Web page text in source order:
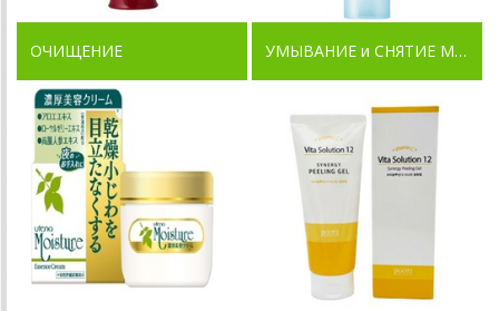
ОЧИЩЕНИЕ УМЫВАНИЕ и СНЯТИЕ МАКИЯЖА